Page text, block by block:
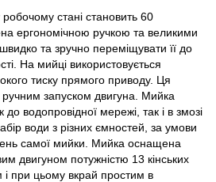
стані становить 60
ергономічною ручкою та великими
та зручно переміщувати її до
На мийці використовується
тиску прямого приводу. Ця
запуском двигуна. Мийка
водопровідної мережі, так і в змозі
води з різних ємностей, за умови
самої мийки. Мийка оснащена
двигуном потужністю 13 кінських
і при цьому вкрай простим в